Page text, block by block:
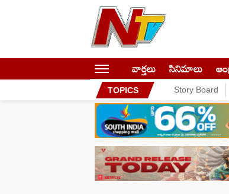
వార్తలు సినిమాలు
TOPICS Story Board